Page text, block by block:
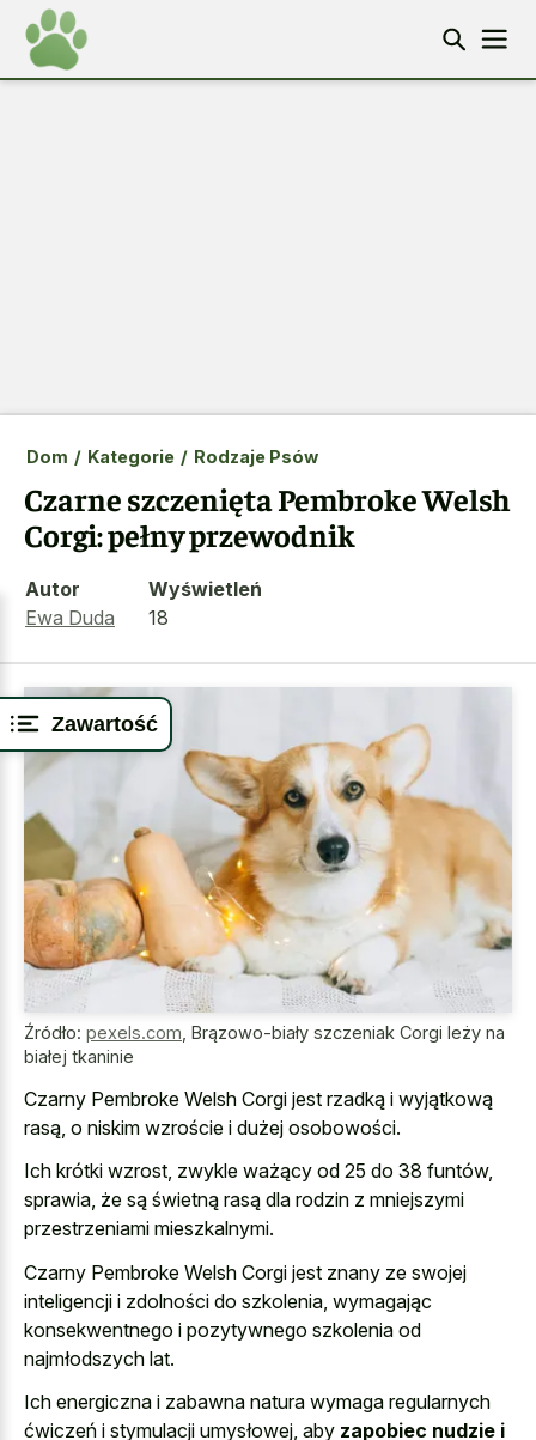
Zawartość
Dom / Kategorie / Rodzaje Psów
Czarne szczenięta Pembroke Welsh
Corgi: pełny przewodnik
Autor
Ewa Duda
Wyświetleń
18
Źródło: pexels.com Brązowo-biały szczeniak Corgi leży na
białej tkaninie
Czarny Pembroke Welsh Corgi jest rzadką i wyjątkową
rasą, o niskim wzroście i dużej osobowości.
Ich krótki wzrost, zwykle ważący od 25 do 38 funtów,
sprawia, że są świetną rasą dla rodzin z mniejszymi
przestrzeniami mieszkalnymi.
Czarny Pembroke Welsh Corgi jest znany ze swojej
inteligencji i zdolności do szkolenia, wymagając
konsekwentnego i pozytywnego szkolenia od
najmłodszych lat.
Ich energiczna i zabawna natura wymaga regularnych
ćwiczeń i stymulacji umysłowej, aby zapobiec nudzie i